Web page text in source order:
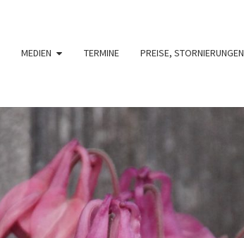
MEDIEN TERMINE PREISE, STORNIERUNGEN